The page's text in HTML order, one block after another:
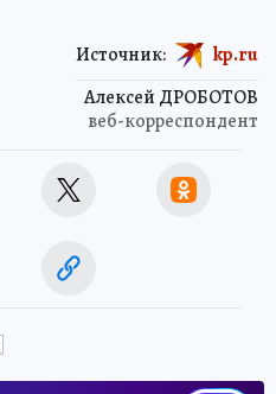
Алексей ДРОБОТОВ
веб-корреспондент
Источник: kp.ru